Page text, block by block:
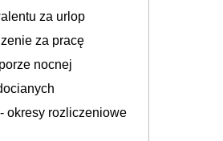
za urlop
za pracę
nocnej
okresy rozliczeniowe